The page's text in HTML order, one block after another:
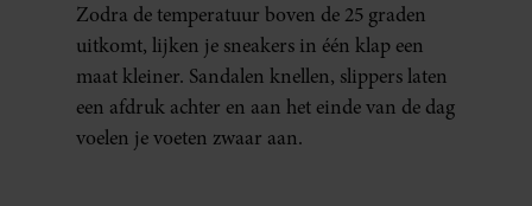
Zodra de temperatuur boven de 25 graden
uitkomt, lijken je sneakers in één klap een
maat kleiner. Sandalen knellen, slippers laten
een afdruk achter en aan het einde van de dag
voelen je voeten zwaar aan.